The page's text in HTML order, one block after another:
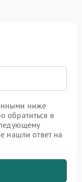
ниже
обратиться в
нашли ответ на